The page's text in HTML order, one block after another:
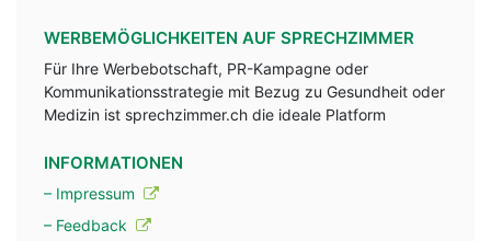
WERBEMÖGLICHKEITEN AUF SPRECHZIMMER
Für Ihre Werbebotschaft, PR-Kampagne oder
Kommunikationsstrategie mit Bezug zu Gesundheit oder
Medizin ist sprechzimmer.ch die ideale Platform
INFORMATIONEN
– Impressum
– Feedback